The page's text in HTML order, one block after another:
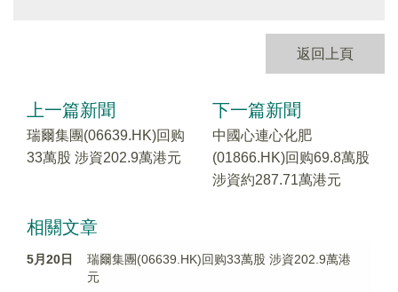
返回上頁
上一篇新聞
瑞爾集團(06639.HK)回购
33萬股 涉資202.9萬港元
下一篇新聞
中國心連心化肥
(01866.HK)回购69.8萬股
涉資約287.71萬港元
相關文章
5月20日
瑞爾集團(06639.HK)回购33萬股 涉資202.9萬港
元